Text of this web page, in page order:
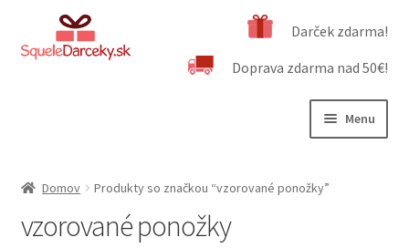
Preskočiť
na
Preskočiť
na
Darček zdarma!
Doprava zdarma nad 50€!
Menu
Dôležité informácie
Domov Produkty so značkou “vzorované ponožky”
vzorované ponožky